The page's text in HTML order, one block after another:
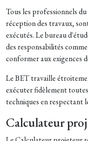
Tous les professionnels
réception des travaux,
exécutés. Le bureau
des responsabilités
conformer aux exigences
Le BET travaille
exécuter fidèlement
techniques en respectant
Calculateur